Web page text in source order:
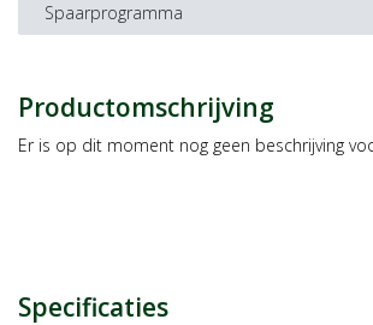
Spaarprogramma
Productomschrijving
Er is op dit moment nog geen beschrijving
Specificaties